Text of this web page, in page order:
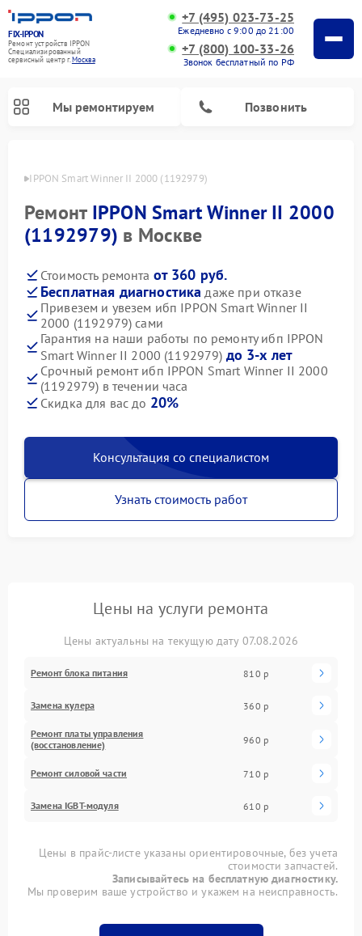
FIX-IPPON
Ремонт устройств IPPON
Специализированный
cервисный центр г.Москва
+7 (495) 023-73-25
Ежедневно с 9:00 до 21:00
+7 (800) 100-33-26
Звонок бесплатный по РФ
Мы ремонтируем Позвонить
IPPON Smart Winner II 2000 (1192979)
Ремонт IPPON Smart Winner II 2000
(1192979) в Москве
Стоимость ремонта от 360 руб.
Бесплатная диагностика даже при отказе
Привезем и увезем ибп IPPON Smart Winner II
2000 (1192979) сами
Гарантия на наши работы по ремонту ибп IPPON
Smart Winner II 2000 (1192979) до 3-х лет
Срочный ремонт ибп IPPON Smart Winner II 2000
(1192979) в течении часа
Скидка для вас до 20%
Консультация со специалистом
Узнать стоимость работ
Цены на услуги ремонта
Цены актуальны на текущую дату 07.08.2026
Ремонт блока питания 810 р
Замена кулера 360 р
Ремонт платы управления
(восстановление)
960 р
Ремонт силовой части 710 р
Замена IGBT-модуля 610 р
Цены в прайс-листе указаны ориентировочные, без учета
стоимости запчастей.
Записывайтесь на бесплатную диагностику.
Мы проверим ваше устройство и укажем на неисправность.